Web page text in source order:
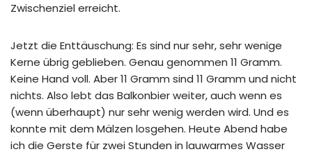
Zwischenziel erreicht.
Jetzt die Enttäuschung: Es sind nur sehr, sehr wenige
Kerne übrig geblieben. Genau genommen 11 Gramm.
Keine Hand voll. Aber 11 Gramm sind 11 Gramm und nicht
nichts. Also lebt das Balkonbier weiter, auch wenn es
(wenn überhaupt) nur sehr wenig werden wird. Und es
konnte mit dem Mälzen losgehen. Heute Abend habe
ich die Gerste für zwei Stunden in lauwarmes Wasser